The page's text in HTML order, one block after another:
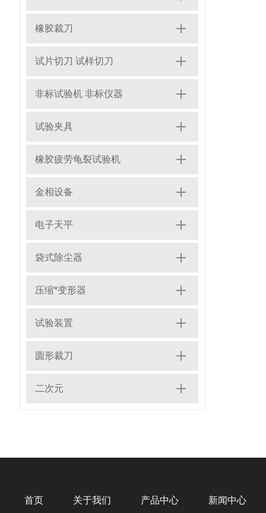
橡胶裁刀
试片切刀 试样切刀
非标试验机 非标仪器
试验夹具
橡胶疲劳龟裂试验机
金相设备
电子天平
袋式除尘器
压缩*变形器
试验装置
圆形裁刀
二次元
首页 关于我们 产品中心 新闻中心